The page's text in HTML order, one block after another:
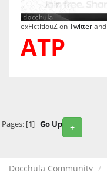
exFictitiouZ onTwitterand
ATP
+
Pages: [1] Go Up
Docchula Community